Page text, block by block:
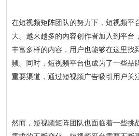
在短视频矩阵团队的努力下，短视频平
大。越来越多的内容创作者加入到平台
丰富多样的内容，用户也能够在这里找
频。同时，短视频平台也成为了一些品
重要渠道，通过短视频广告吸引用户关
然而，短视频矩阵团队也面临着一些挑